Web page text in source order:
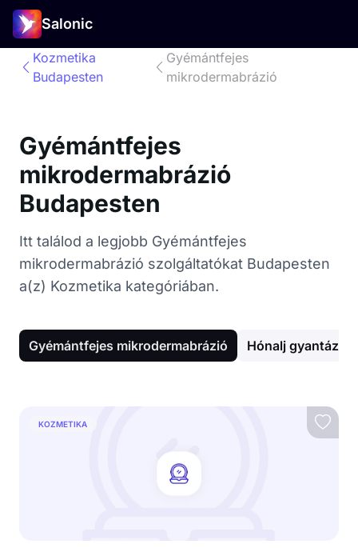
Salonic
Kozmetika
Budapesten
Gyémántfejes
mikrodermabrázió
Gyémántfejes
mikrodermabrázió
Budapesten
Itt találod a legjobb Gyémántfejes
mikrodermabrázió szolgáltatókat Budapesten
a(z) Kozmetika kategóriában.
Gyémántfejes mikrodermabrázió Hónalj gyantázás
KOZMETIKA